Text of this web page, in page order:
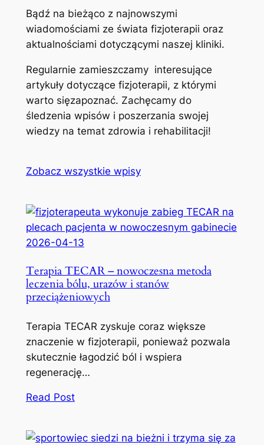
Bądź na bieżąco z najnowszymi
wiadomościami ze świata fizjoterapii oraz
aktualnościami dotyczącymi naszej kliniki.
Regularnie zamieszczamy interesujące
artykuły dotyczące fizjoterapii, z którymi
warto sięzapoznać. Zachęcamy do
śledzenia wpisów i poszerzania swojej
wiedzy na temat zdrowia i rehabilitacji!
Zobacz wszystkie wpisy
2026-04-13
Terapia TECAR – nowoczesna metoda
leczenia bólu, urazów i stanów
przeciążeniowych
Terapia TECAR zyskuje coraz większe
znaczenie w fizjoterapii, ponieważ pozwala
skutecznie łagodzić ból i wspiera
regenerację…
Read Post